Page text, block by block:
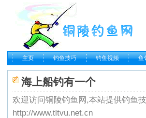
主页 钓鱼技巧 钓鱼视频 鱼
海上船钓有一个
欢迎访问铜陵钓鱼网,本站提供钓鱼
http://www.tltvu.net.cn